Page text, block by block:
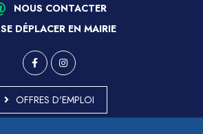
NOUS CONTACTER
SE DÉPLACER EN MAIRIE
OFFRES D'EMPLOI